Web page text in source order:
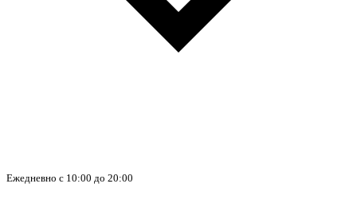
Ежедневно с 10:00 до 20:00